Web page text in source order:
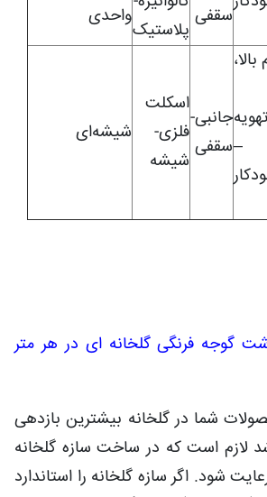
سقفی
پلاستیک
واحدی
–
جانبی-
سقفی
اسکلت
فلزی-
شیشه
شیشه‌ای
گوجه فرنگی گلخانه ای در هر متر
شما در گلخانه بیشترین بازدهی
لازم است که در ساخت سازه گلخانه
شود. اگر سازه گلخانه را استاندارد